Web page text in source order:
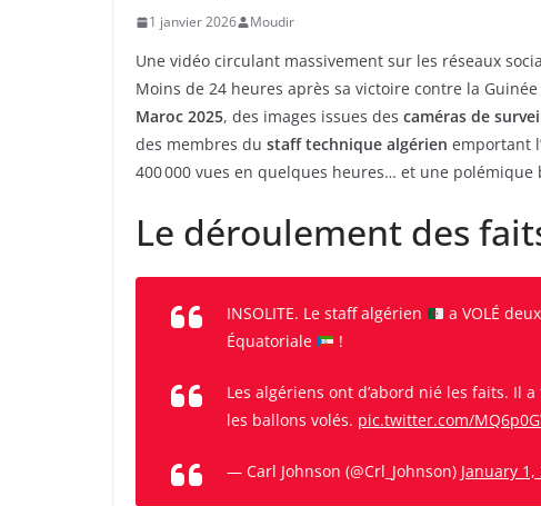
1 janvier 2026 Moudir
Une vidéo circulant massivement sur les réseaux
Moins de 24 heures après sa victoire contre la
Maroc 2025, des images issues des caméras de
des membres du staff technique algérien emportant
400 000 vues en quelques heures… et une polémique
Le déroulement des
INSOLITE. Le staff algérien
a VOLÉ
Équatoriale
!
Les algériens ont d’abord nié les faits. Il
les ballons volés. pic.twitter.com/
— Carl Johnson (@Crl_Johnson) January 1,